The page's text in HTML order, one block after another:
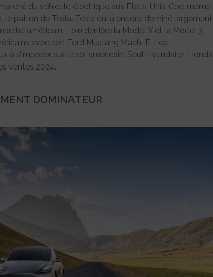
du véhicule électrique aux Etats-Unis. Ceci même
le patron de Tesla. Tesla qui a encore dominé largement
américain. Loin derrière la Model Y et la Model 3,
avec son Ford Mustang Mach-E. Les
à s’imposer sur le sol américain. Seul Hyundai et Honda
ventes 2024.
DOMINATEUR